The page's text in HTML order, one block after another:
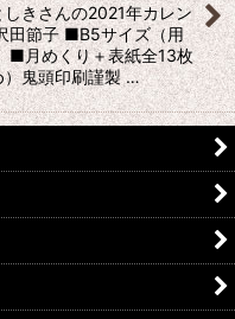
きさんの2021年カレン
田節子 ■B5サイズ（用
月めくり＋表紙全13枚
）鬼頭印刷謹製 …